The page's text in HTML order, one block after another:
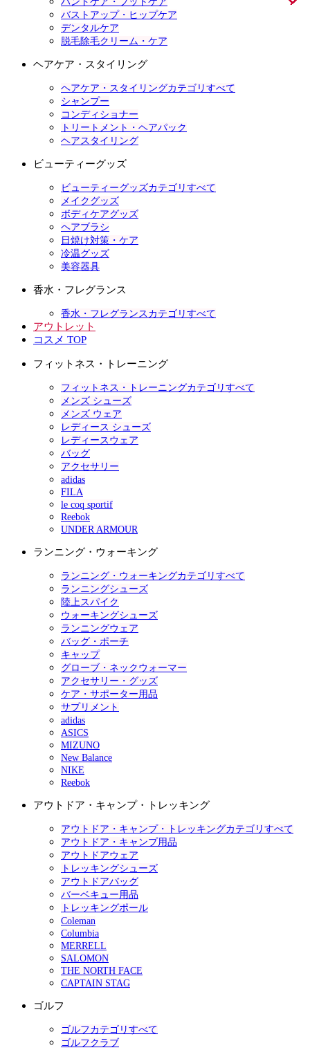
バストアップ・ヒップケア
デンタルケア
脱毛除毛クリーム・ケア
ヘアケア・スタイリング
ヘアケア・スタイリングカテゴリすべて
シャンプー
コンディショナー
トリートメント・ヘアパック
ヘアスタイリング
ビューティーグッズ
ビューティーグッズカテゴリすべて
メイクグッズ
ボディケアグッズ
ヘアブラシ
日焼け対策・ケア
冷温グッズ
美容器具
香水・フレグランス
香水・フレグランスカテゴリすべて
アウトレット
コスメ TOP
フィットネス・トレーニング
フィットネス・トレーニングカテゴリすべて
メンズ シューズ
メンズ ウェア
レディース シューズ
レディースウェア
バッグ
アクセサリー
adidas
FILA
le coq sportif
Reebok
UNDER ARMOUR
ランニング・ウォーキング
ランニング・ウォーキングカテゴリすべて
ランニングシューズ
陸上スパイク
ウォーキングシューズ
ランニングウェア
バッグ・ポーチ
キャップ
グローブ・ネックウォーマー
アクセサリー・グッズ
ケア・サポーター用品
サプリメント
adidas
ASICS
MIZUNO
New Balance
NIKE
Reebok
アウトドア・キャンプ・トレッキング
アウトドア・キャンプ・トレッキングカテゴリすべて
アウトドア・キャンプ用品
アウトドアウェア
トレッキングシューズ
アウトドアバッグ
バーベキュー用品
トレッキングポール
Coleman
Columbia
MERRELL
SALOMON
THE NORTH FACE
CAPTAIN STAG
ゴルフ
ゴルフカテゴリすべて
ゴルフクラブ